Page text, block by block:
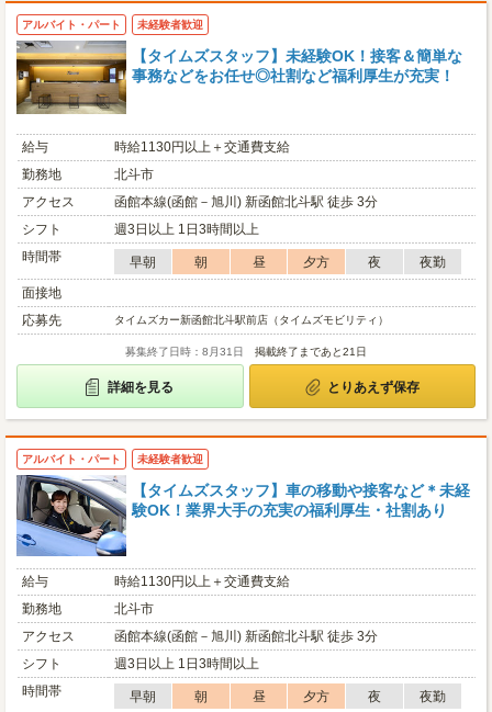
アルバイト・パート 未経験者歓迎
【タイムズスタッフ】未経験OK！接客＆簡単な
事務などをお任せ◎社割など福利厚生が充実！
給与
時給1130円以上＋交通費支給
勤務地
北斗市
アクセス
函館本線(函館－旭川) 新函館北斗駅 徒歩 3分
シフト
週3日以上 1日3時間以上
時間帯
早朝 朝 昼 夕方 夜
夜勤
面接地
応募先
タイムズカー新函館北斗駅前店（タイムズモビリティ）
募集終了日時：8月31日 掲載終了まであと21日
詳細を見る とりあえず保存
アルバイト・パート 未経験者歓迎
【タイムズスタッフ】車の移動や接客など＊未経
験OK！業界大手の充実の福利厚生・社割あり
給与
時給1130円以上＋交通費支給
勤務地
北斗市
アクセス
函館本線(函館－旭川) 新函館北斗駅 徒歩 3分
シフト
週3日以上 1日3時間以上
時間帯
早朝 朝 昼 夕方 夜
夜勤